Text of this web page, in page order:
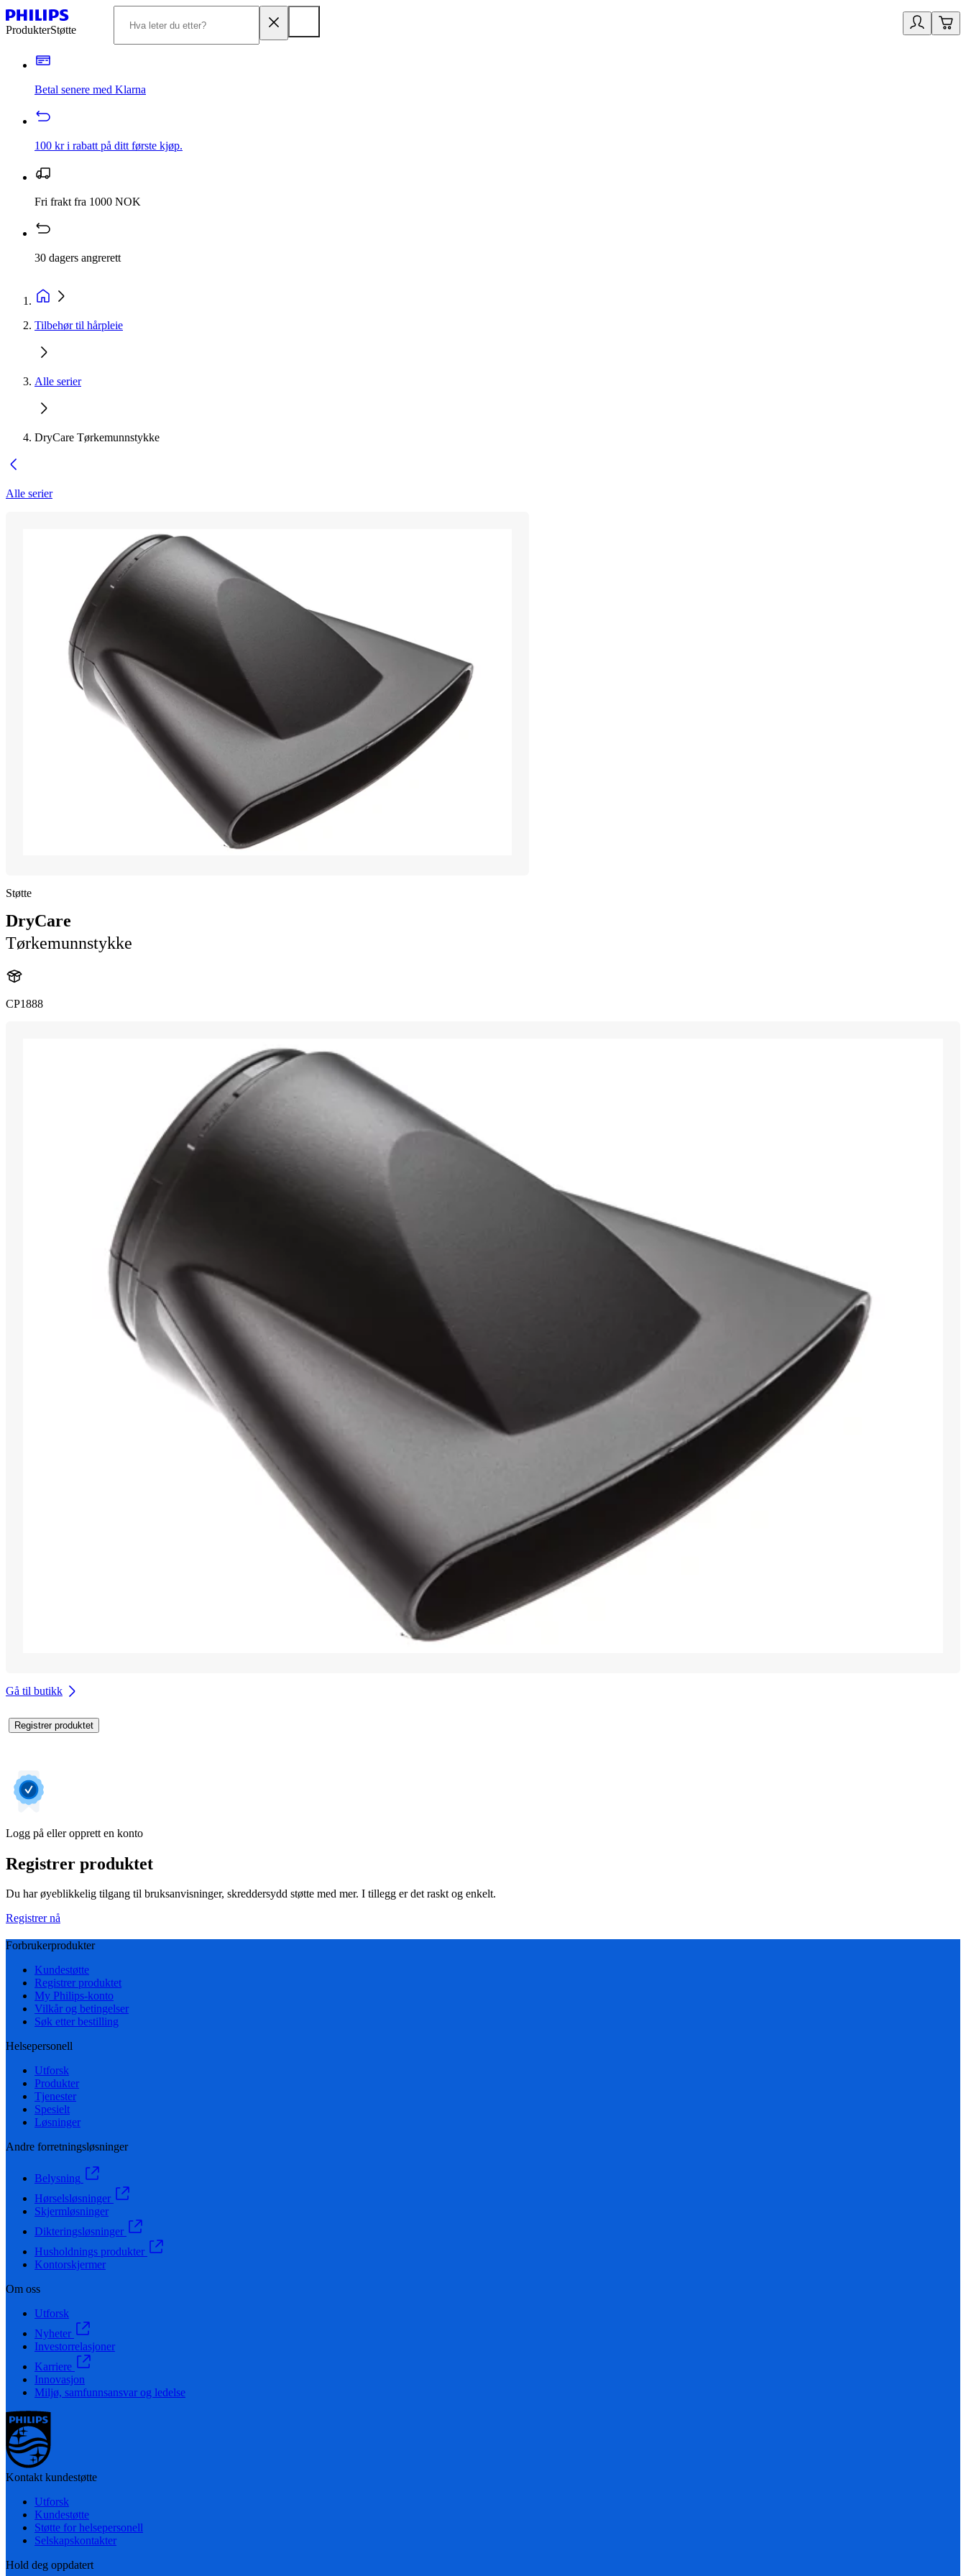
ProdukterStøtte
Betal senere med Klarna
100 kr i rabatt på ditt første kjøp.
Fri frakt fra 1000 NOK
30 dagers angrerett
Tilbehør til hårpleie
Alle serier
DryCare Tørkemunnstykke
Alle serier
Støtte
DryCare
Tørkemunnstykke
CP1888
Gå til butikk
Registrer produktet
Logg på eller opprett en konto
Registrer produktet
Du har øyeblikkelig tilgang til bruksanvisninger, skreddersydd støtte med mer. I tillegg er det raskt og enkelt.
Registrer nå
Forbrukerprodukter
Kundestøtte
Registrer produktet
My Philips-konto
Vilkår og betingelser
Søk etter bestilling
Helsepersonell
Utforsk
Produkter
Tjenester
Spesielt
Løsninger
Andre forretningsløsninger
Belysning
Hørselsløsninger
Skjermløsninger
Dikteringsløsninger
Husholdnings produkter
Kontorskjermer
Om oss
Utforsk
Nyheter
Investorrelasjoner
Karriere
Innovasjon
Miljø, samfunnsansvar og ledelse
Kontakt kundestøtte
Utforsk
Kundestøtte
Støtte for helsepersonell
Selskapskontakter
Hold deg oppdatert